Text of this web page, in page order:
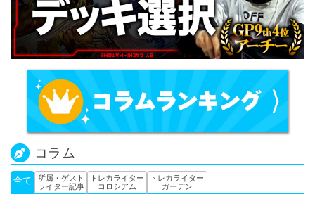
コラム
全て
所属・ゲスト
ライター記事
トレカライター
コロシアム
トレカライター
ガーデン